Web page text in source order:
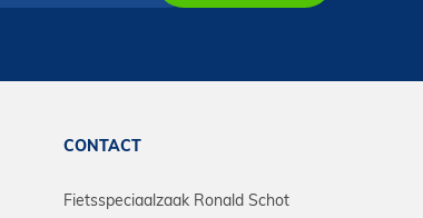
CONTACT
Fietsspeciaalzaak Ronald Schot